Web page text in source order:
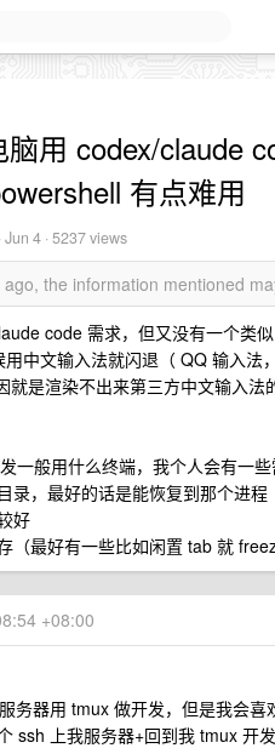
用 codex/claude
有点难用
·Jun 4 · 5237 views
the information mentioned
code 需求，但又没有一个类
中文输入法就闪退（ QQ 输入
就是渲染不出来第三方中文输入
一般用什么终端，我个人会有一
录，最好的话是能恢复到那个进
好
（最好有一些比如闲置 tab 就
+08:00
务器用 tmux 做开发，但是我会
ssh 上我服务器+回到我 tmux 开